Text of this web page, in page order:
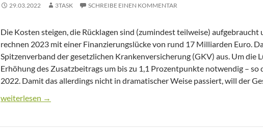
29.03.2022 3TASK SCHREIBE EINEN KOMMENTAR
Die Kosten steigen, die Rücklagen sind (zumindest teilweise) aufgebraucht
rechnen 2023 mit einer Finanzierungslücke von rund 17 Milliarden Euro.
Spitzenverband der gesetzlichen Krankenversicherung (GKV) aus. Um die
Erhöhung des Zusatzbeitrags um bis zu 1,1 Prozentpunkte notwendig – so
2022. Damit das allerdings nicht in dramatischer Weise passiert, will der
Krankenkassen im Krisenmodus: Steigen die Zusatzbeiträge 2023?
weiterlesen →